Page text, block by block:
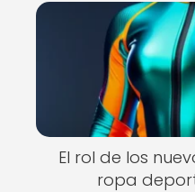
El rol de los
ropa